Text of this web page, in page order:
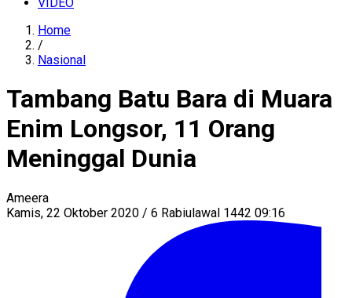
Home
/
Nasional
Tambang Batu Bara di Muara
Enim Longsor, 11 Orang
Meninggal Dunia
Ameera
Kamis, 22 Oktober 2020 / 6 Rabiulawal 1442 09:16